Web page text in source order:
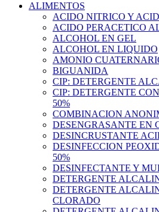
ALIMENTOS
ACIDO NITRICO Y
ACIDO PERACETICO
ALCOHOL EN GEL
ALCOHOL EN LIQUIDO
AMONIO
BIGUANIDA
CIP: DETERGENTE
CIP: DETERGENTE
50%
COMBINACION
DESENGRASANTE EN
DESINCRUSTANTE
DESINFECCION
50%
DESINFECTANTE Y
DETERGENTE
DETERGENTE
CLORADO